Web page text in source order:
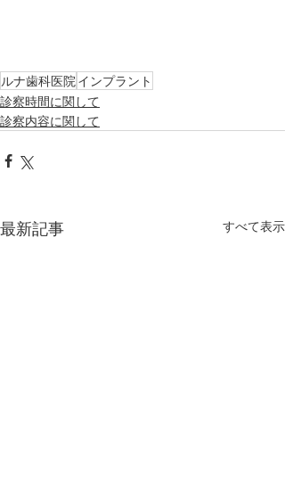
ルナ歯科医院インプラント
診察時間に関して
診察内容に関して
最新記事 すべて表示